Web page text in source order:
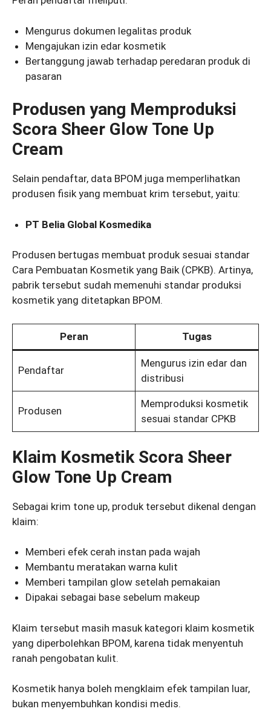
Mengurus dokumen legalitas produk
Mengajukan izin edar kosmetik
Bertanggung jawab terhadap peredaran produk di
pasaran
Produsen yang Memproduksi
Scora Sheer Glow Tone Up
Cream
Selain pendaftar, data BPOM juga memperlihatkan
produsen fisik yang membuat krim tersebut, yaitu:
PT Belia Global Kosmedika
Produsen bertugas membuat produk sesuai standar
Cara Pembuatan Kosmetik yang Baik (CPKB). Artinya,
pabrik tersebut sudah memenuhi standar produksi
kosmetik yang ditetapkan BPOM.
Peran Tugas
Pendaftar
Mengurus izin edar dan
distribusi
Produsen
Memproduksi kosmetik
sesuai standar CPKB
Klaim Kosmetik Scora Sheer
Glow Tone Up Cream
Sebagai krim tone up, produk tersebut dikenal dengan
klaim:
Memberi efek cerah instan pada wajah
Membantu meratakan warna kulit
Memberi tampilan glow setelah pemakaian
Dipakai sebagai base sebelum makeup
Klaim tersebut masih masuk kategori klaim kosmetik
yang diperbolehkan BPOM, karena tidak menyentuh
ranah pengobatan kulit.
Kosmetik hanya boleh mengklaim efek tampilan luar,
bukan menyembuhkan kondisi medis.